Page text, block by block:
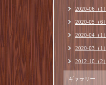
2020-06（1）
2020-05（6）
2020-04（1）
2020-03（1）
2012-10（2）
ギャラリー